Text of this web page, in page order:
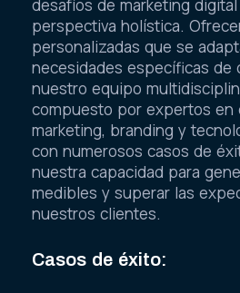
desafíos de marketing
perspectiva holística.
personalizadas que se
necesidades específicas de
nuestro equipo
compuesto por expertos en
marketing, branding y
con numerosos casos de
nuestra capacidad para
medibles y superar las
nuestros clientes.
Casos de éxito: